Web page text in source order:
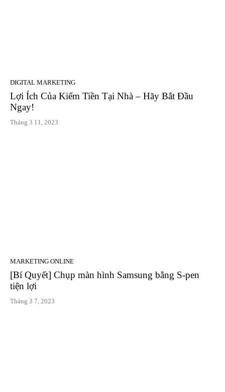
DIGITAL MARKETING
Lợi Ích Của Kiếm Tiền Tại Nhà – Hãy Bắt Đầu
Ngay!
Tháng 3 11, 2023
MARKETING ONLINE
[Bí Quyết] Chụp màn hình Samsung bằng S-pen
tiện lợi
Tháng 3 7, 2023